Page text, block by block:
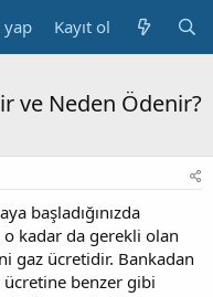
yap Kayıt ol
ve Neden Ödenir?
başladığınızda
o kadar da gerekli olan
gaz ücretidir. Bankadan
benzer gibi